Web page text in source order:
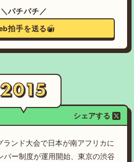
＼パチパチ／
拍手を送る
シェアする
ランド大会で日本が南アフリカに
バー制度が運用開始、東京の渋谷